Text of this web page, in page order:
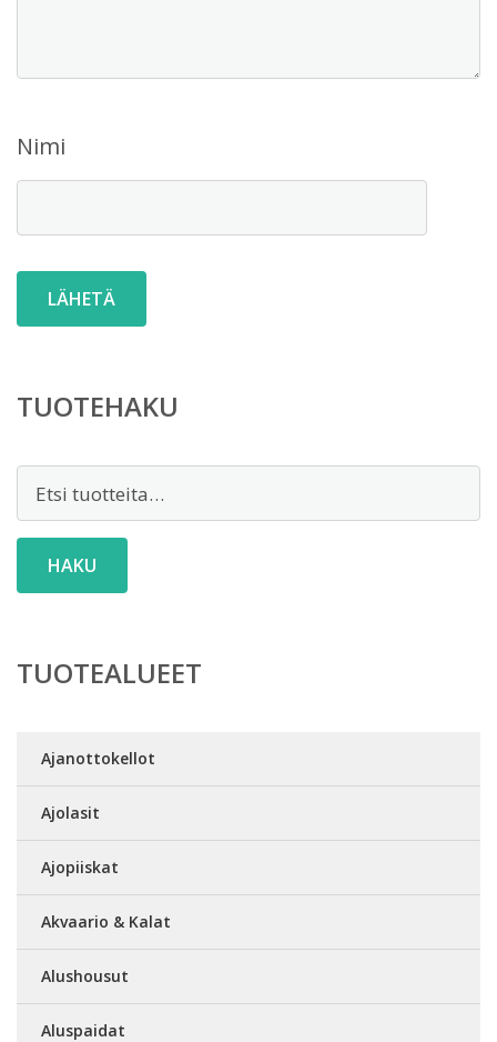
Nimi
TUOTEHAKU
HAKU
TUOTEALUEET
Ajanottokellot
Ajolasit
Ajopiiskat
Akvaario & Kalat
Alushousut
Aluspaidat